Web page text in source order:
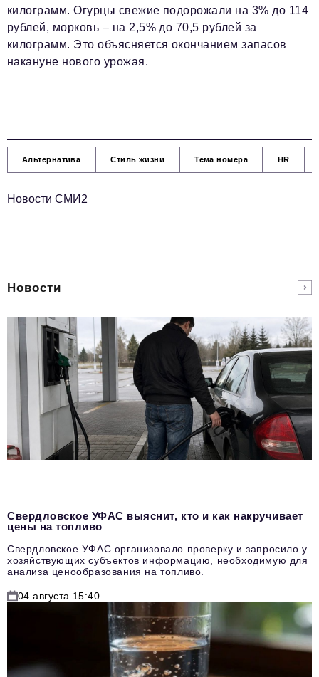
килограмм. Огурцы свежие подорожали на 3% до 114
рублей, морковь – на 2,5% до 70,5 рублей за
килограмм. Это объясняется окончанием запасов
накануне нового урожая.
Альтернатива Стиль жизни Тема номера HR
Новости СМИ2
Новости
Свердловское УФАС выяснит, кто и как накручивает
цены на топливо
Свердловское УФАС организовало проверку и запросило у
хозяйствующих субъектов информацию, необходимую для
анализа ценообразования на топливо.
04 августа 15:40